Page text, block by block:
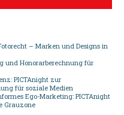
– Marken und Designs in
und Honorarberechnung für
PICTAnight zur
für soziale Medien
Ego-Marketing: PICTAnight
Grauzone